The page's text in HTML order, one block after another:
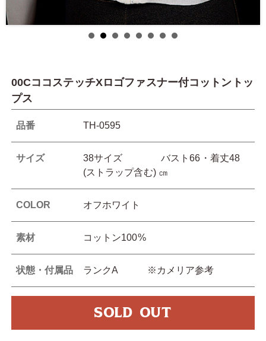
00CココステッチXロゴファスナー付コットントッ
プス
品番 TH-0595
サイズ
38サイズ バスト66・着丈48
(ストラップ含む) ㎝
COLOR オフホワイト
素材 コットン100%
状態・付属品 ランクA ※カメリア参考
SOLD OUT